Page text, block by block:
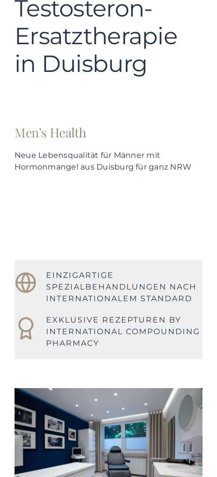
Testosteron-
Ersatztherapie
in Duisburg
Men’s Health
Neue Lebensqualität für Männer mit
Hormonmangel aus Duisburg für ganz NRW
EINZIGARTIGE
SPEZIALBEHANDLUNGEN NACH
INTERNATIONALEM STANDARD
EXKLUSIVE REZEPTUREN BY
INTERNATIONAL COMPOUNDING
PHARMACY